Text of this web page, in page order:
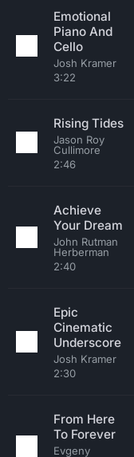
Emotional
Piano And
Cello
Josh Kramer
3:22
Rising Tides
Jason Roy
Cullimore
2:46
Achieve
Your Dream
John Rutman
Herberman
2:40
Epic
Cinematic
Underscore
Josh Kramer
2:30
From Here
To Forever
Evgeny